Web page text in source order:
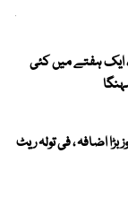
ایک ہفتے میں کئی
اضافہ ، فی تولہ ریٹ